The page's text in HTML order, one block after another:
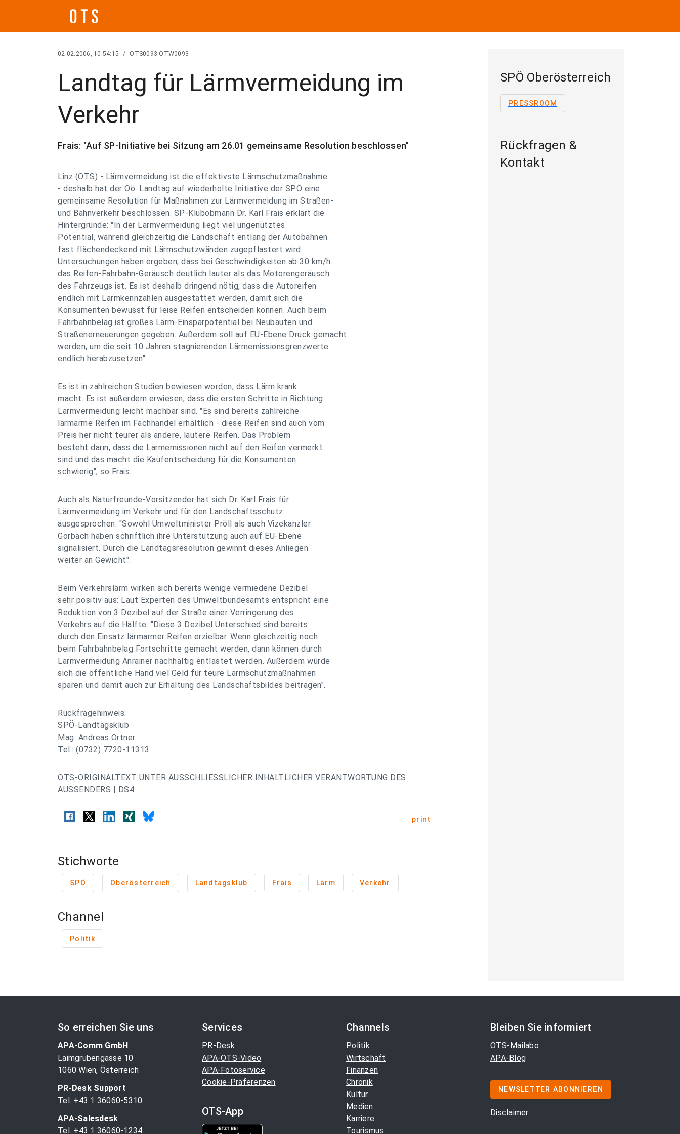
02.02.2006, 10:54:15 / OTS0093 OTW0093
Landtag für Lärmvermeidung im
Verkehr
Frais: "Auf SP-Initiative bei Sitzung am 26.01 gemeinsame Resolution beschlossen"
Linz (OTS) - Lärmvermeidung ist die effektivste Lärmschutzmaßnahme
- deshalb hat der Oö. Landtag auf wiederholte Initiative der SPÖ eine
gemeinsame Resolution für Maßnahmen zur Lärmvermeidung im Straßen-
und Bahnverkehr beschlossen. SP-Klubobmann Dr. Karl Frais erklärt die
Hintergründe: "In der Lärmvermeidung liegt viel ungenutztes
Potential, während gleichzeitig die Landschaft entlang der Autobahnen
fast flächendeckend mit Lärmschutzwänden zugepflastert wird.
Untersuchungen haben ergeben, dass bei Geschwindigkeiten ab 30 km/h
das Reifen-Fahrbahn-Geräusch deutlich lauter als das Motorengeräusch
des Fahrzeugs ist. Es ist deshalb dringend nötig, dass die Autoreifen
endlich mit Lärmkennzahlen ausgestattet werden, damit sich die
Konsumenten bewusst für leise Reifen entscheiden können. Auch beim
Fahrbahnbelag ist großes Lärm-Einsparpotential bei Neubauten und
Straßenerneuerungen gegeben. Außerdem soll auf EU-Ebene Druck gemacht
werden, um die seit 10 Jahren stagnierenden Lärmemissionsgrenzwerte
endlich herabzusetzen".
Es ist in zahlreichen Studien bewiesen worden, dass Lärm krank
macht. Es ist außerdem erwiesen, dass die ersten Schritte in Richtung
Lärmvermeidung leicht machbar sind. "Es sind bereits zahlreiche
lärmarme Reifen im Fachhandel erhältlich - diese Reifen sind auch vom
Preis her nicht teurer als andere, lautere Reifen. Das Problem
besteht darin, dass die Lärmemissionen nicht auf den Reifen vermerkt
sind und das macht die Kaufentscheidung für die Konsumenten
schwierig", so Frais.
Auch als Naturfreunde-Vorsitzender hat sich Dr. Karl Frais für
Lärmvermeidung im Verkehr und für den Landschaftsschutz
ausgesprochen: "Sowohl Umweltminister Pröll als auch Vizekanzler
Gorbach haben schriftlich ihre Unterstützung auch auf EU-Ebene
signalisiert. Durch die Landtagsresolution gewinnt dieses Anliegen
weiter an Gewicht".
Beim Verkehrslärm wirken sich bereits wenige vermiedene Dezibel
sehr positiv aus: Laut Experten des Umweltbundesamts entspricht eine
Reduktion von 3 Dezibel auf der Straße einer Verringerung des
Verkehrs auf die Hälfte. "Diese 3 Dezibel Unterschied sind bereits
durch den Einsatz lärmarmer Reifen erzielbar. Wenn gleichzeitig noch
beim Fahrbahnbelag Fortschritte gemacht werden, dann können durch
Lärmvermeidung Anrainer nachhaltig entlastet werden. Außerdem würde
sich die öffentliche Hand viel Geld für teure Lärmschutzmaßnahmen
sparen und damit auch zur Erhaltung des Landschaftsbildes beitragen".
Rückfragehinweis:
SPÖ-Landtagsklub
Mag. Andreas Ortner
Tel.: (0732) 7720-11313
OTS-ORIGINALTEXT UNTER AUSSCHLIESSLICHER INHALTLICHER VERANTWORTUNG DES
AUSSENDERS | DS4
print
Stichworte
SPÖ Oberösterreich Landtagsklub Frais Lärm Verkehr
Channel
Politik
SPÖ Oberösterreich
PRESSROOM
Rückfragen &
Kontakt
So erreichen Sie uns
APA-Comm GmbH
Laimgrubengasse 10
1060 Wien, Österreich
PR-Desk Support
Tel. +43 1 36060-5310
APA-Salesdesk
Tel. +43 1 36060-1234
Services
PR-Desk
APA-OTS-Video
APA-Fotoservice
Cookie-Präferenzen
OTS-App
Channels
Politik
Wirtschaft
Finanzen
Chronik
Kultur
Medien
Karriere
Tourismus
Bleiben Sie informiert
OTS-Mailabo
APA-Blog
NEWSLETTER ABONNIEREN
Disclaimer